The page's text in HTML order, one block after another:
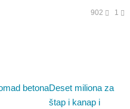
902 1
Deset miliona za
štap i kanap i